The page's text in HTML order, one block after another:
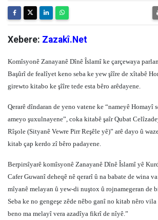
Xebere: Zazakî.Net
Komîsyonê Zanayanê Dînê Îslamî ke çarçewaya
Başûrî de fealîyet keno seba ke yew şîîre de xîtabê
girewto kitabo ke şîîre tede esta bêro arêdayene.
Qerarê dîndaran de yeno vatene ke “nameyê Homayî
ameyo şuxulnayene”, coka kitabê şaîr Qubat
Rîşole (Sityanê Vewre Pirr Reşêle yê)” arê dayo û
kitab çap kerdo zî bêro padayene.
Berpirsîyarê komîsyonê Zanayanê Dînê Îslamî yê
Cafer Guwanî deheqê nê qerarî û na babate de wina
mîyanê melayan û yew-di nuştox û rojnamegeran de
Seba ke no gengeşe zêde nêbo ganî no kitab nêro
beno ma melayî vera azadîya fikrî de nîyê.”